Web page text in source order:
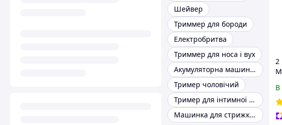
Шейвер
Триммер для бороди
Електробритва
Триммер для носа і вух
Акумуляторна машинка для стрижки
Тример чоловічий
Тример для інтимної стрижки чоловічий
Машинка для стрижки Moser
2
В